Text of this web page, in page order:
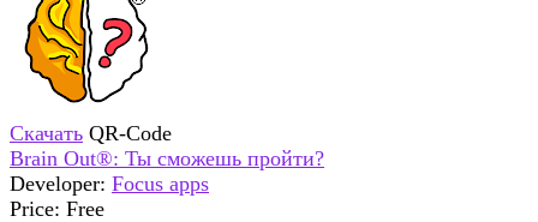
Скачать QR-Code
Brain Out®: Ты сможешь пройти?
Developer: Focus apps
Price: Free